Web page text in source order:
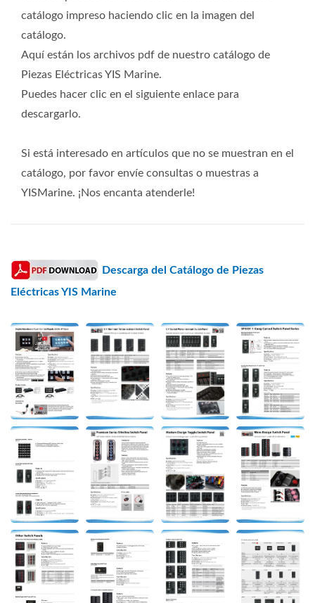
catálogo impreso haciendo clic en la imagen del
catálogo.
Aquí están los archivos pdf de nuestro catálogo de
Piezas Eléctricas YIS Marine.
Puedes hacer clic en el siguiente enlace para
descargarlo.
Si está interesado en artículos que no se muestran en el
catálogo, por favor envíe consultas o muestras a
YISMarine. ¡Nos encanta atenderle!
Descarga del Catálogo de Piezas
Eléctricas YIS Marine